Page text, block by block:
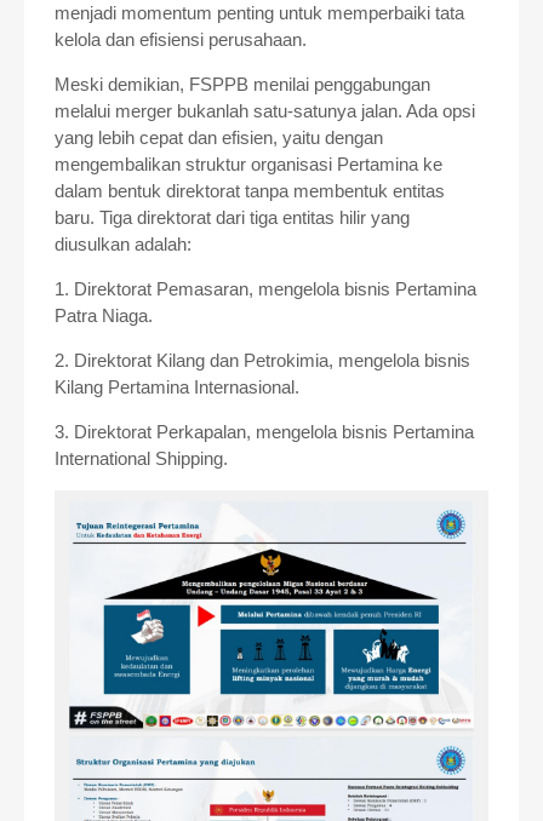
menjadi momentum penting untuk memperbaiki tata
kelola dan efisiensi perusahaan.
Meski demikian, FSPPB menilai penggabungan
melalui merger bukanlah satu-satunya jalan. Ada opsi
yang lebih cepat dan efisien, yaitu dengan
mengembalikan struktur organisasi Pertamina ke
dalam bentuk direktorat tanpa membentuk entitas
baru. Tiga direktorat dari tiga entitas hilir yang
diusulkan adalah:
1. Direktorat Pemasaran, mengelola bisnis Pertamina
Patra Niaga.
2. Direktorat Kilang dan Petrokimia, mengelola bisnis
Kilang Pertamina Internasional.
3. Direktorat Perkapalan, mengelola bisnis Pertamina
International Shipping.